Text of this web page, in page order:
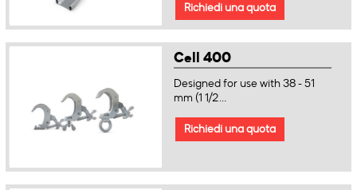
Richiedi una quota
Cell 400
Designed for use with 38 - 51
mm (1 1/2...
Richiedi una quota